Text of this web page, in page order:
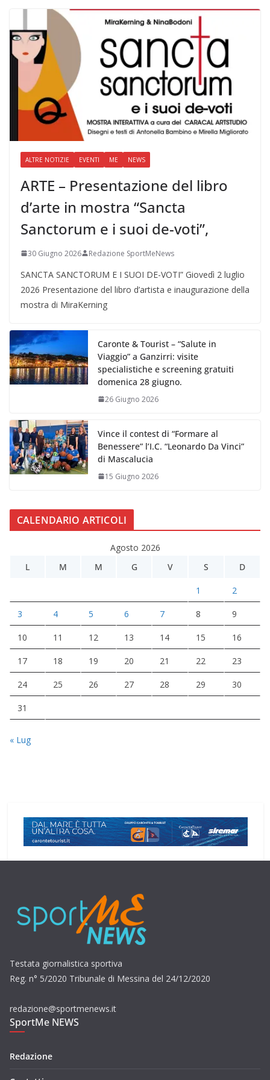
ALTRE NOTIZIE EVENTI ME NEWS
ARTE – Presentazione del libro
d’arte in mostra “Sancta
Sanctorum e i suoi de-voti”,
30 Giugno 2026 Redazione SportMeNews
SANCTA SANCTORUM E I SUOI DE-VOTI” Giovedì 2 luglio
2026 Presentazione del libro d’artista e inaugurazione della
mostra di MiraKerning
Caronte & Tourist – “Salute in
Viaggio” a Ganzirri: visite
specialistiche e screening gratuiti
domenica 28 giugno.
26 Giugno 2026
Vince il contest di “Formare al
Benessere” l’I.C. “Leonardo Da Vinci”
di Mascalucia
15 Giugno 2026
CALENDARIO ARTICOLI
Agosto 2026
L
M M G V S D
1 2
3 4 5 6 7 8 9
10 11 12 13 14 15 16
17 18 19 20 21 22 23
24 25 26 27 28 29 30
31
« Lug
Testata giornalistica sportiva
Reg. n° 5/2020 Tribunale di Messina del 24/12/2020
redazione@sportmenews.it
SportMe NEWS
Redazione